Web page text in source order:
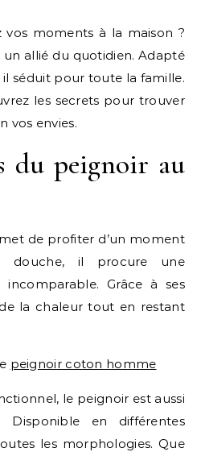
vos moments à la maison ?
allié du quotidien. Adapté
séduit pour toute la famille.
les secrets pour trouver
vos envies.
du peignoir au
de profiter d’un moment
douche, il procure une
Grâce à ses
la chaleur tout en restant
peignoir coton homme
le peignoir est aussi
Disponible en différentes
les morphologies. Que